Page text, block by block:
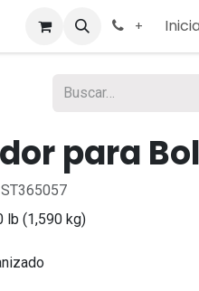
+
para
lb (1,590 kg)